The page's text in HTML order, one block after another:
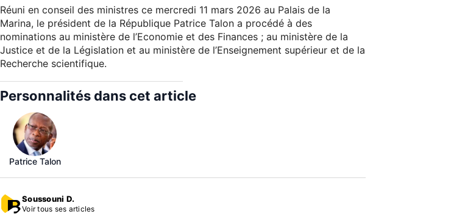
Réuni en conseil des ministres ce mercredi 11 mars 2026 au Palais de la
Marina, le président de la République Patrice Talon a procédé à des
nominations au ministère de l’Economie et des Finances ; au ministère de la
Justice et de la Législation et au ministère de l’Enseignement supérieur et de la
Recherche scientifique.
Personnalités dans cet article
Patrice Talon
Soussouni D.
Voir tous ses articles